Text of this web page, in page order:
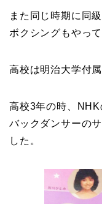
また同じ時期に同
ボクシングもやっ
高校は明治大学付
高校3年の時、
バックダンサーの
した。